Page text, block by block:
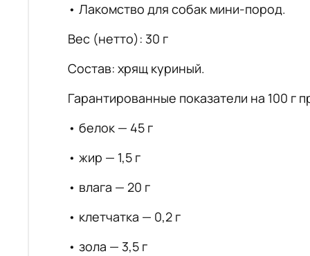
• Лакомство для собак мини-пород.
Вес (нетто): 30 г
Состав: хрящ куриный.
Гарантированные показатели на 100 г
• белок — 45 г
• жир — 1,5 г
• влага — 20 г
• клетчатка — 0,2 г
• зола — 3,5 г